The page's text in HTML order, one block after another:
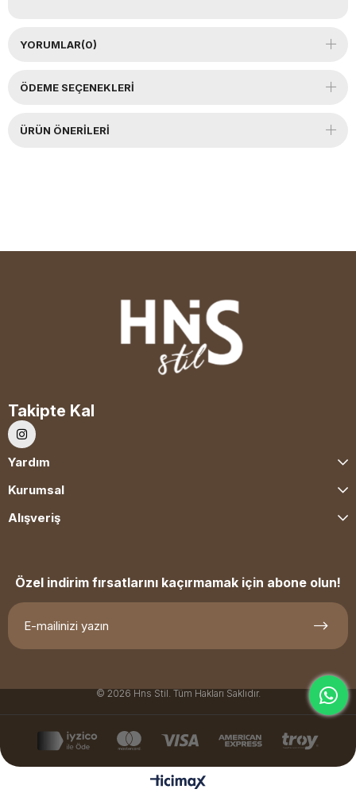
YORUMLAR(0)
ÖDEME SEÇENEKLERI
ÜRÜN ÖNERILERI
Takipte Kal
Yardım
Kurumsal
Alışveriş
Özel indirim fırsatlarını kaçırmamak için abone olun!
© 2026 Hns Stil. Tüm Hakları Saklıdır.